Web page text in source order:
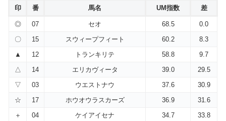
印 番 馬名 UM指数 差
◎ 07 セオ 68.5
0.0
〇
15 スウィープフィート 60.2
8.3
▲
12 トランキリテ 58.8
9.7
△
14 エリカヴィータ 39.0
29.5
▽
03 ウエストナウ 37.6
30.9
☆
17 ホウオウラスカーズ 36.9
31.6
＋
04 ケイアイセナ 34.7
33.8